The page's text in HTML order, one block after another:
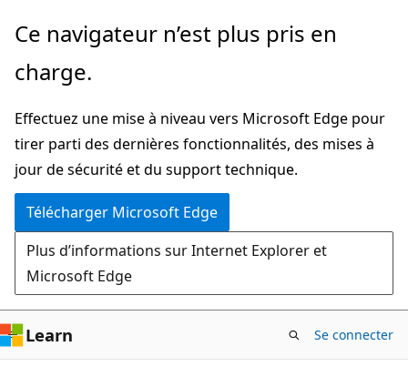
Passer
directement
au
principal
Ce navigateur n’est plus pris en
charge.
Effectuez une mise à niveau vers Microsoft Edge pour
tirer parti des dernières fonctionnalités, des mises à
jour de sécurité et du support technique.
Télécharger Microsoft Edge
Plus d’informations sur Internet Explorer et
Microsoft Edge
Learn Se connecter